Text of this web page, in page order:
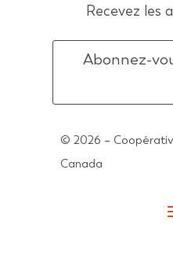
Recevez les
Abonnez-
© 2026 –
Canada